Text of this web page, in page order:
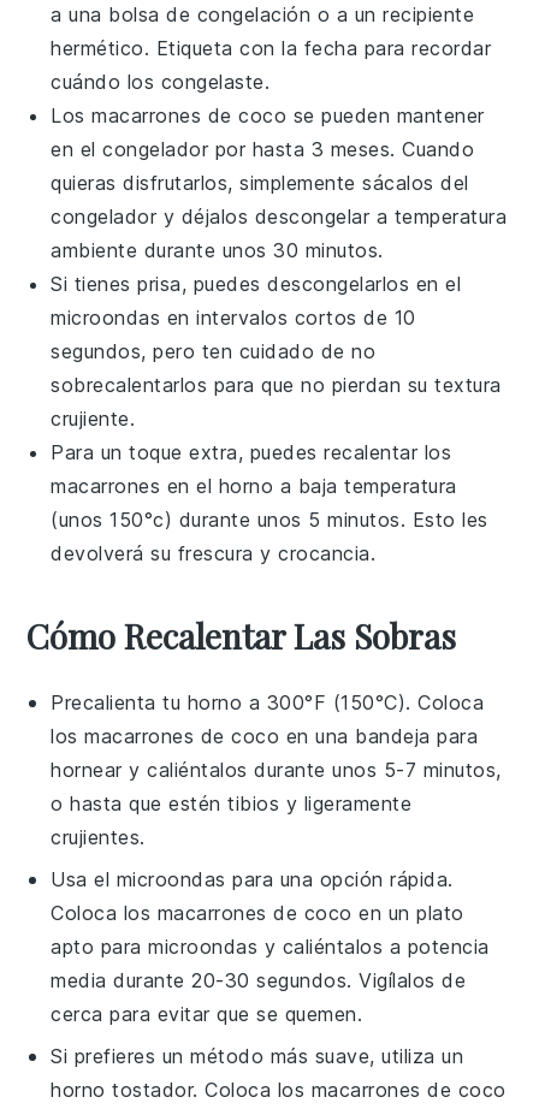
a una bolsa de congelación o a un recipiente
hermético. Etiqueta con la fecha para recordar
cuándo los congelaste.
Losmacarrones de coco se pueden mantener
en el congelador por hasta 3 meses. Cuando
quieras disfrutarlos, simplemente sácalos del
congelador y déjalos descongelar a temperatura
ambiente durante unos 30 minutos.
Si tienes prisa, puedes descongelarlos en el
microondas en intervalos cortos de 10
segundos, pero ten cuidado de no
sobrecalentarlos para que no pierdan su textura
crujiente.
Para un toque extra, puedes recalentar los
macarrones en el horno a baja temperatura
(unos 150°c) durante unos 5 minutos. Esto les
devolverá su frescura y crocancia.
Cómo Recalentar Las Sobras
Precalienta tu horno a 300°F (150°C). Coloca
losmacarrones de coco en una bandeja para
hornear y caliéntalos durante unos 5-7 minutos,
o hasta que estén tibios y ligeramente
crujientes.
Usa el microondas para una opción rápida.
Coloca los macarrones de coco en un plato
apto para microondas y caliéntalos a potencia
media durante 20-30 segundos. Vigílalos de
cerca para evitar que se quemen.
Si prefieres un método más suave, utiliza un
horno tostador. Coloca los macarrones de coco